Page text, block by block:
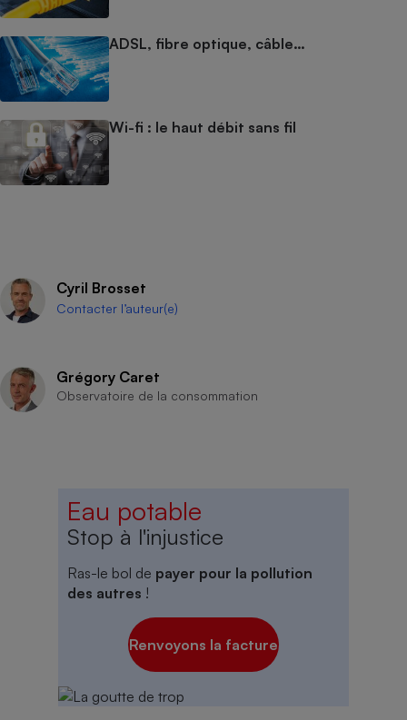
ADSL, fibre optique, câble…
Wi-fi : le haut débit sans fil
Cyril Brosset
Contacter l’auteur(e)
Grégory Caret
Observatoire de la consommation
Eau potable
Stop à l'injustice
Ras-le bol de payer pour la pollution
des autres !
Renvoyons la facture